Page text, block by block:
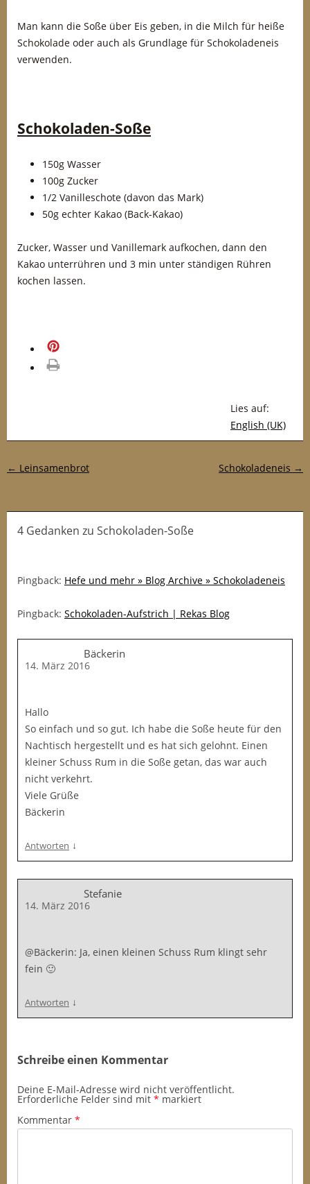
Man kann die Soße über Eis geben, in die Milch für heiße
Schokolade oder auch als Grundlage für Schokoladeneis
verwenden.
Schokoladen-Soße
150g Wasser
100g Zucker
1/2 Vanilleschote (davon das Mark)
50g echter Kakao (Back-Kakao)
Zucker, Wasser und Vanillemark aufkochen, dann den
Kakao unterrühren und 3 min unter ständigen Rühren
kochen lassen.
Lies auf:
English (UK)
Post-Navigation
← Leinsamenbrot Schokoladeneis →
4 Gedanken zu Schokoladen-Soße
Pingback: Hefe und mehr » Blog Archive » Schokoladeneis
Pingback: Schokoladen-Aufstrich | Rekas Blog
Bäckerin
14. März 2016
Hallo
So einfach und so gut. Ich habe die Soße heute für den
Nachtisch hergestellt und es hat sich gelohnt. Einen
kleiner Schuss Rum in die Soße getan, das war auch
nicht verkehrt.
Viele Grüße
Bäckerin
Antworten ↓
Stefanie
14. März 2016
@Bäckerin: Ja, einen kleinen Schuss Rum klingt sehr
fein 🙂
Antworten ↓
Schreibe einen Kommentar
Deine E-Mail-Adresse wird nicht veröffentlicht.
Erforderliche Felder sind mit * markiert
Kommentar *